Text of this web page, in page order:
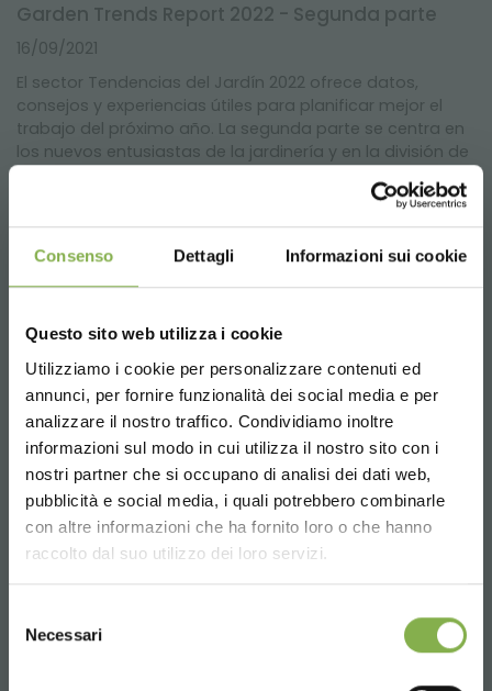
Consenso Dettagli Informazioni sui cookie
Questo sito web utilizza i cookie
Utilizziamo i cookie per personalizzare contenuti ed
annunci, per fornire funzionalità dei social media e per
analizzare il nostro traffico. Condividiamo inoltre
informazioni sul modo in cui utilizza il nostro sito con i
nostri partner che si occupano di analisi dei dati web,
pubblicità e social media, i quali potrebbero combinarle
con altre informazioni che ha fornito loro o che hanno
raccolto dal suo utilizzo dei loro servizi.
delNecessari
Garden Trends Report 2022 - Segunda parte
16/09/2021
El sector Tendencias del Jardín 2022 ofrece datos,
consejos y experiencias útiles para planificar mejor el
trabajo del próximo año. La segunda parte se centra en
los nuevos entusiastas de la jardinería y en la división de
Garden Trends Report 2022 - Primera parte
09/09/2021
El sector Tendencias del Jardín 2022 ofrece datos,
trabajo del próximo año. Contraseña: Innovación.
Choose the country you are in and your
language for a better browsing experience
¡ENTRA EN NUESTRO
MUNDO!
Un pequeño detalle para ti...
5 % de descuentoen tu primer pedido *
2 % de descuento siempreen todas tus
compras futuras *
15.000 €